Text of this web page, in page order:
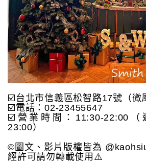
☑️台北市信義區松智路17號（微
☑️電話：02-23455647
☑️營業時間：11:30-22:00（
23:00）
©️圖文、影片版權皆為
經許可請勿轉載使用⚠️